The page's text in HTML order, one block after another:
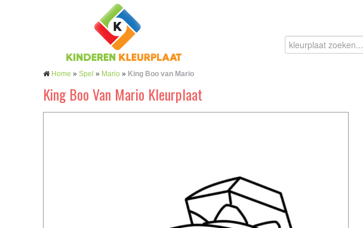
Home » Spel » Mario » King Boo van Mario
King Boo Van Mario Kleurplaat